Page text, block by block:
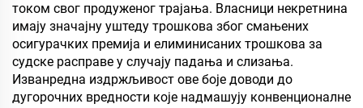
током свог продуженог трајања. Власници некретнина
имају значајну уштеду трошкова због смањених
осигурачких премија и елиминисаних трошкова за
судске расправе у случају падања и слизања.
Изванредна издржљивост ове боје доводи до
дугорочних вредности које надмашују конвенционалне